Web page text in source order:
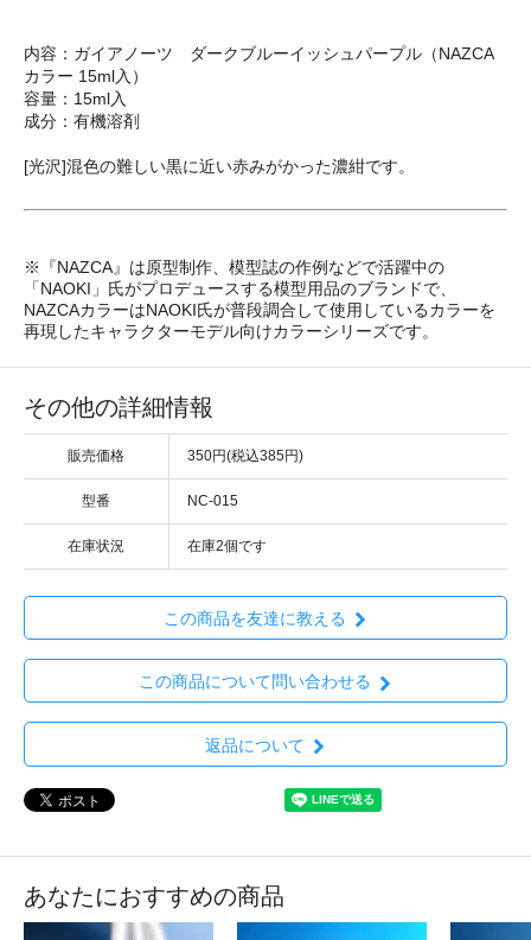
内容：ガイアノーツ ダークブルーイッシュパープル（NAZCA
カラー 15ml入）
容量：15ml入
成分：有機溶剤
[光沢]混色の難しい黒に近い赤みがかった濃紺です。
※『NAZCA』は原型制作、模型誌の作例などで活躍中の
「NAOKI」氏がプロデュースする模型用品のブランドで、
NAZCAカラーはNAOKI氏が普段調合して使用しているカラーを
再現したキャラクターモデル向けカラーシリーズです。
その他の詳細情報
販売価格 350円(税込385円)
型番 NC-015
在庫状況 在庫2個です
この商品を友達に教える
この商品について問い合わせる
返品について
あなたにおすすめの商品